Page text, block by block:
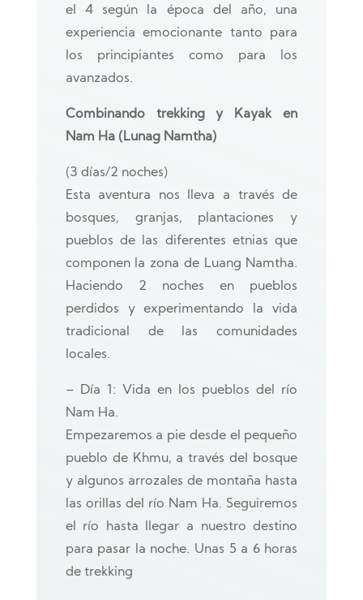
el 4 según la época del año, una
experiencia emocionante tanto para
los principiantes como para los
avanzados.
Combinando trekking y Kayak en
Nam Ha (Lunag Namtha)
(3 días/2 noches)
Esta aventura nos lleva a través de
bosques, granjas, plantaciones y
pueblos de las diferentes etnias que
componen la zona de Luang Namtha.
Haciendo 2 noches en pueblos
perdidos y experimentando la vida
tradicional de las comunidades
locales.
– Día 1: Vida en los pueblos del río
Nam Ha.
Empezaremos a pie desde el pequeño
pueblo de Khmu, a través del bosque
y algunos arrozales de montaña hasta
las orillas del río Nam Ha. Seguiremos
el río hasta llegar a nuestro destino
para pasar la noche. Unas 5 a 6 horas
de trekking